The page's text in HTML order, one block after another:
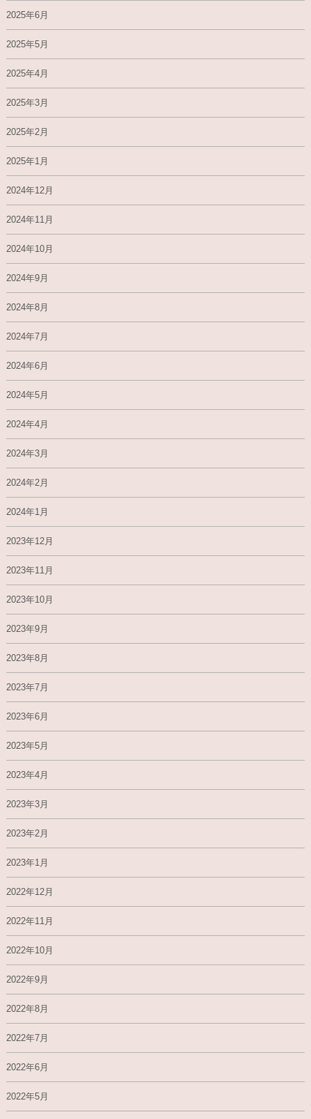
2025年6月
2025年5月
2025年4月
2025年3月
2025年2月
2025年1月
2024年12月
2024年11月
2024年10月
2024年9月
2024年8月
2024年7月
2024年6月
2024年5月
2024年4月
2024年3月
2024年2月
2024年1月
2023年12月
2023年11月
2023年10月
2023年9月
2023年8月
2023年7月
2023年6月
2023年5月
2023年4月
2023年3月
2023年2月
2023年1月
2022年12月
2022年11月
2022年10月
2022年9月
2022年8月
2022年7月
2022年6月
2022年5月